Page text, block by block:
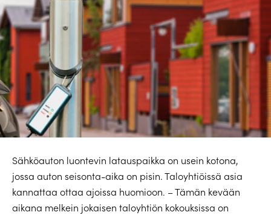
Sähköauton luontevin latauspaikka on usein kotona,
jossa auton seisonta-aika on pisin. Taloyhtiöissä asia
kannattaa ottaa ajoissa huomioon. – Tämän kevään
aikana melkein jokaisen taloyhtiön kokouksissa on